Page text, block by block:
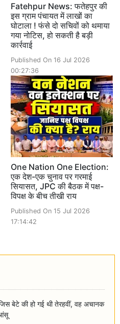
Fatehpur News: फतेहपुर की
इस ग्राम पंचायत में लाखों का
घोटाला ! फंसे दो सचिवों को थमाया
गया नोटिस, हो सकती है बड़ी
कार्रवाई
Published On 16 Jul 2026
00:27:36
One Nation One Election:
एक देश-एक चुनाव पर गरमाई
सियासत, JPC की बैठक में पक्ष-
विपक्ष के बीच तीखी राय
Published On 15 Jul 2026
17:14:42